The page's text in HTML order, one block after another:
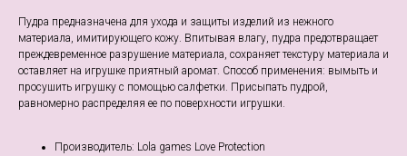
Пудра предназначена для ухода и защиты изделий из нежного
материала, имитирующего кожу. Впитывая влагу, пудра предотвращает
преждевременное разрушение материала, сохраняет текстуру материала и
оставляет на игрушке приятный аромат. Способ применения: вымыть и
просушить игрушку с помощью салфетки. Присыпать пудрой,
равномерно распределяя ее по поверхности игрушки.
Производитель: Lola games Love Protection